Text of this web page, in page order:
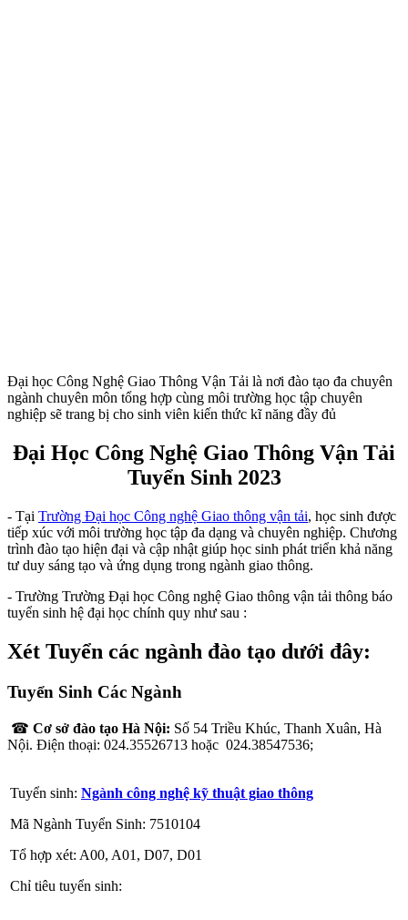
Đại học Công Nghệ Giao Thông Vận Tải là nơi đào tạo đa chuyên
ngành chuyên môn tổng hợp cùng môi trường học tập chuyên
nghiệp sẽ trang bị cho sinh viên kiến thức kĩ năng đầy đủ
Đại Học Công Nghệ Giao Thông Vận Tải
Tuyển Sinh 2023
- Tại Trường Đại học Công nghệ Giao thông vận tải, học sinh được
tiếp xúc với môi trường học tập đa dạng và chuyên nghiệp. Chương
trình đào tạo hiện đại và cập nhật giúp học sinh phát triển khả năng
tư duy sáng tạo và ứng dụng trong ngành giao thông.
- Trường Trường Đại học Công nghệ Giao thông vận tải thông báo
tuyển sinh hệ đại học chính quy như sau :
Xét Tuyển các ngành đào tạo dưới đây:
Tuyển Sinh Các Ngành
☎ Cơ sở đào tạo Hà Nội: Số 54 Triều Khúc, Thanh Xuân, Hà
Nội. Điện thoại: 024.35526713 hoặc 024.38547536;
Tuyển sinh: Ngành công nghệ kỹ thuật giao thông
Mã Ngành Tuyển Sinh: 7510104
Tổ hợp xét: A00, A01, D07, D01
Chỉ tiêu tuyển sinh: